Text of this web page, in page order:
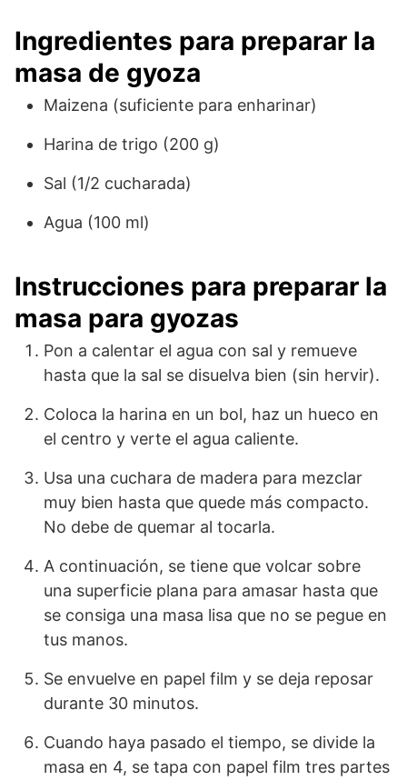
Ingredientes para preparar la
masa de gyoza
Maizena (suficiente para enharinar)
Harina de trigo (200 g)
Sal (1/2 cucharada)
Agua (100 ml)
Instrucciones para preparar la
masa para gyozas
Pon a calentar el agua con sal y remueve
hasta que la sal se disuelva bien (sin hervir).
Coloca la harina en un bol, haz un hueco en
el centro y verte el agua caliente.
Usa una cuchara de madera para mezclar
muy bien hasta que quede más compacto.
No debe de quemar al tocarla.
A continuación, se tiene que volcar sobre
una superficie plana para amasar hasta que
se consiga una masa lisa que no se pegue en
tus manos.
Se envuelve en papel film y se deja reposar
durante 30 minutos.
Cuando haya pasado el tiempo, se divide la
masa en 4, se tapa con papel film tres partes